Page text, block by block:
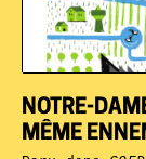
NOTRE-
MÊME